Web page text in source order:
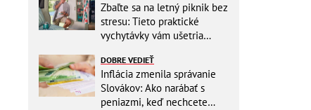
Zbaľte sa na letný piknik bez
stresu: Tieto praktické
vychytávky vám ušetria
DOBRE VEDIEŤ
Inflácia zmenila správanie
Slovákov: Ako narábať s
peniazmi, keď nechcete